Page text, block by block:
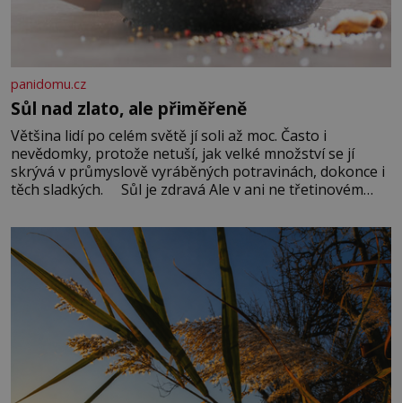
panidomu.cz
Sůl nad zlato, ale přiměřeně
Většina lidí po celém světě jí soli až moc. Často i
nevědomky, protože netuší, jak velké množství se jí
skrývá v průmyslově vyráběných potravinách, dokonce i
těch sladkých. Sůl je zdravá Ale v ani ne třetinovém
základní složky– sodík a chlór – jsou zásadní pro
správné hospodaření